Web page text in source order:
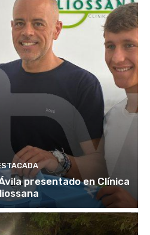
presentado en Clínica